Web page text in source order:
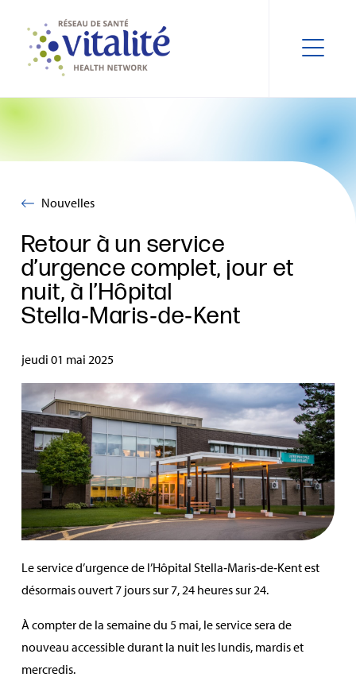
Nouvelles
Retour à un service
d’urgence complet, jour et
nuit, à l’Hôpital
Stella‑Maris‑de‑Kent
jeudi 01 mai 2025
Le service d’urgence de l’Hôpital Stella‑Maris‑de‑Kent est
désormais ouvert 7 jours sur 7, 24 heures sur 24.
À compter de la semaine du 5 mai, le service sera de
nouveau accessible durant la nuit les lundis, mardis et
mercredis.